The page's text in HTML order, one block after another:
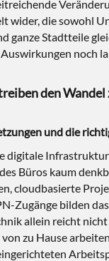
wider, die sowohl
ganze Stadtteile
noch
den
und die
digitale
Büros kaum
cloudbasierte
Zugänge bilden
allein reicht
zu Hause